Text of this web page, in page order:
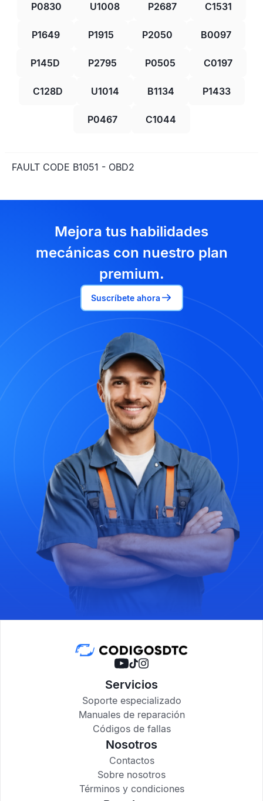
P0830 U1008 P2687 C1531
P1649 P1915 P2050 B0097
P145D P2795 P0505 C0197
C128D U1014 B1134 P1433
P0467 C1044
FAULT CODE B1051 - OBD2
Mejora tus habilidades
mecánicas con nuestro plan
premium.
Suscríbete ahora
Servicios
Soporte especializado
Manuales de reparación
Códigos de fallas
Nosotros
Contactos
Sobre nosotros
Términos y condiciones